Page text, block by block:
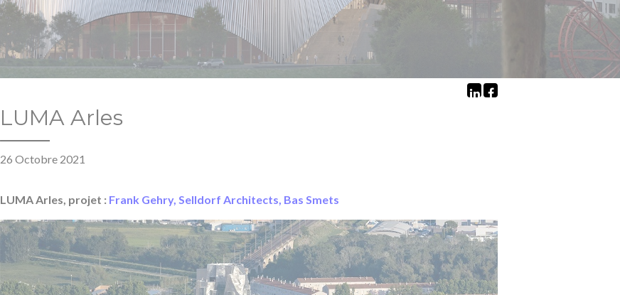
LUMA Arles
26 Octobre 2021
LUMA Arles, projet : Frank Gehry, Selldorf Architects, Bas Smets